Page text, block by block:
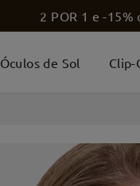
2 POR 1 e -
Óculos de Sol Clip-